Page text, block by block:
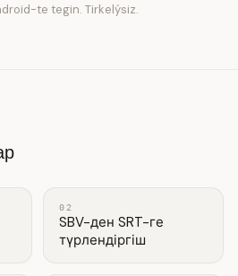
te tegin. Tirkelýsiz.
02
SBV-ден SRT-ге
түрлендіргіш